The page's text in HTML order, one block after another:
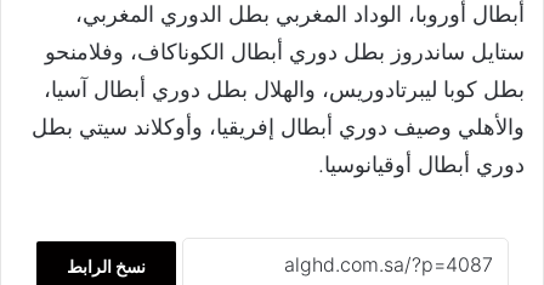
أبطال أوروبا، الوداد المغربي بطل الدوري المغربي،
ستايل ساندروز بطل دوري أبطال الكوناكاف، وفلامنحو
بطل كوبا ليبرتادوريس، والهلال بطل دوري أبطال آسيا،
والأهلي وصيف دوري أبطال إفريقيا، وأوكلاند سيتي بطل
دوري أبطال أوقيانوسيا.
نسخ الرابط